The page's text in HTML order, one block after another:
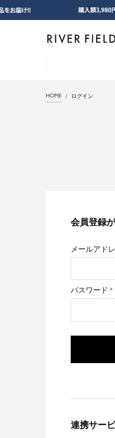
HOME ログイン
会員登録
メールアド
パスワード
連携サー